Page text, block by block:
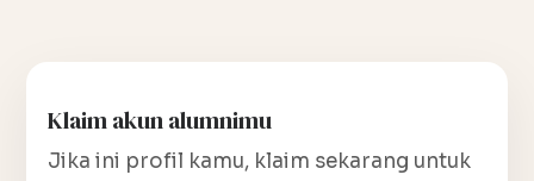
Klaim akun alumnimu
Jika ini profil kamu, klaim sekarang untuk